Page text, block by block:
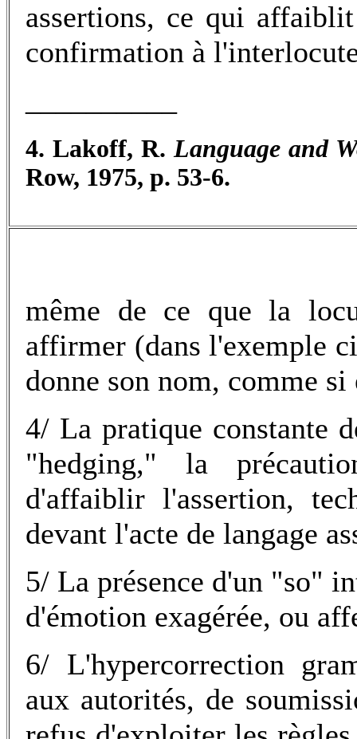
assertions, ce qui
confirmation à
4. Lakoff, R.Language and
Row, 1975, p. 53-6.
même de ce que la
affirmer (dans l'exemple
donne son nom, comme
4/ La pratique constante
"hedging," la
d'affaiblir l'assertion,
devant l'acte de langage
5/ La présence d'un "so"
d'émotion exagérée, ou
6/ L'hypercorrection
aux autorités, de